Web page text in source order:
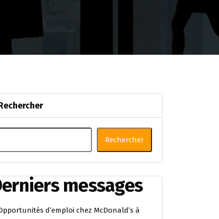
Rechercher
messages
d’emploi chez McDonald’s à